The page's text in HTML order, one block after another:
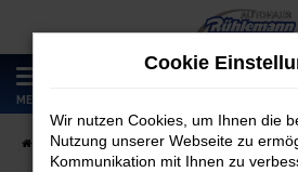
Zum
Hauptinhalt
springen
MENÜ
Startseite Fahrzeugangebote
Cookie
Wir nutzen Cookies, um Ihnen die
Nutzung unserer Webseite zu
Kommunikation mit Ihnen zu